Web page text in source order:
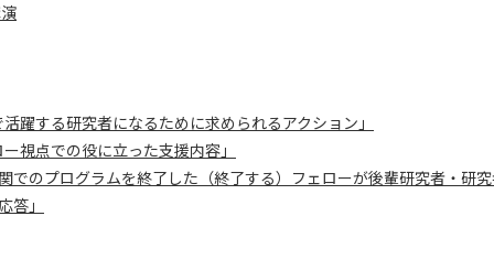
躍する研究者になるために求められるアクション」
視点での役に立った支援内容」
でのプログラムを終了した（終了する）フェローが後輩研究者・研
答」